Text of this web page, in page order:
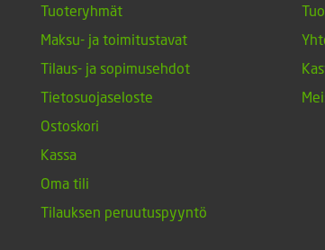
Tuoteryhmät
Maksu- ja toimitustavat
Tilaus- ja sopimusehdot
Tietosuojaseloste
Ostoskori
Kassa
Oma tili
Tilauksen peruutuspyyntö